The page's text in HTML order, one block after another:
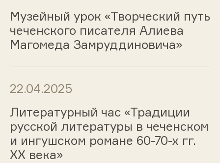
Музейный урок «Творческий путь
чеченского писателя Алиева
Магомеда Замруддиновича»
22.04.2025
Литературный час «Традиции
русской литературы в чеченском
и ингушском романе 60-70-х гг.
ХХ века»